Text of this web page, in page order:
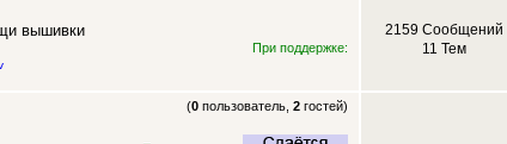
вышивки
При поддержке:
2159 Сообщений
11 Тем
(0 пользователь,2 гостей)